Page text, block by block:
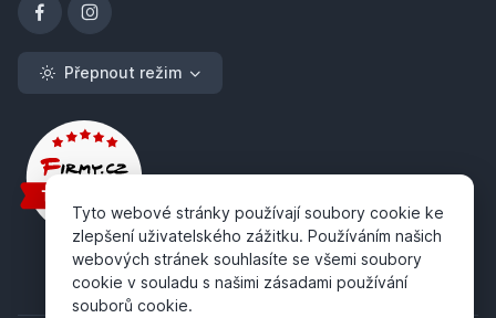
Přepnout režim
Tyto webové stránky používají soubory cookie ke
zlepšení uživatelského zážitku. Používáním našich
webových stránek souhlasíte se všemi soubory
cookie v souladu s našimi zásadami používání
souborů cookie.